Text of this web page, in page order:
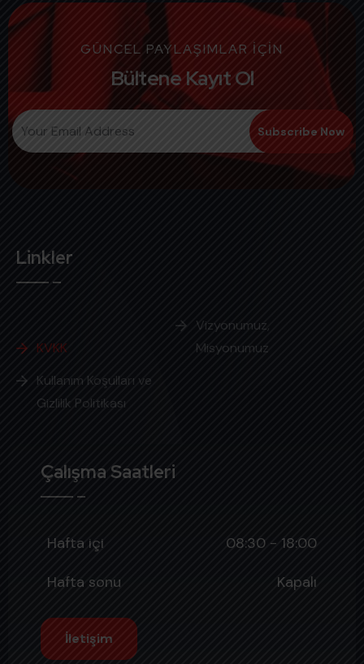
GÜNCEL PAYLAŞIMLAR İÇİN
Bültene Kayıt Ol
Linkler
KVKK
Vizyonumuz,
Misyonumuz
Kullanım Koşulları ve
Gizlilik Politikası
Çalışma Saatleri
Hafta içi
08:30 - 18:00
Hafta sonu
Kapalı
İletişim